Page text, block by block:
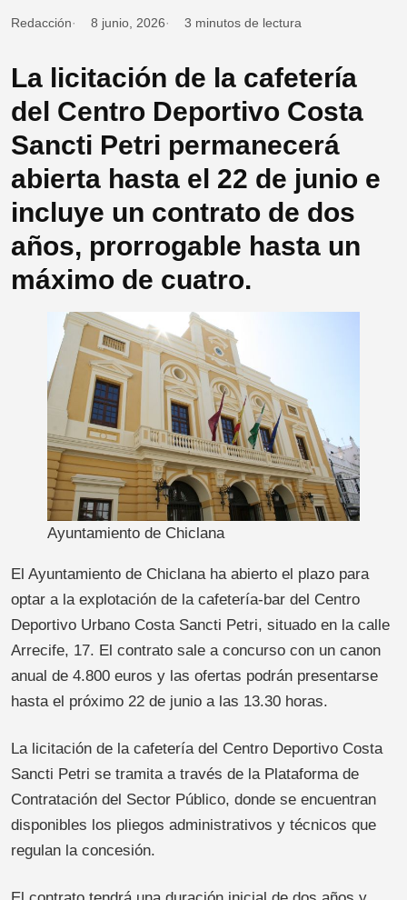
Redacción 8 junio, 2026 3 minutos de lectura
La licitación de la cafetería
del Centro Deportivo Costa
Sancti Petri permanecerá
abierta hasta el 22 de junio e
incluye un contrato de dos
años, prorrogable hasta un
máximo de cuatro.
Ayuntamiento de Chiclana
El Ayuntamiento de Chiclana ha abierto el plazo para
optar a la explotación de la cafetería-bar del Centro
Deportivo Urbano Costa Sancti Petri, situado en la calle
Arrecife, 17. El contrato sale a concurso con un canon
anual de 4.800 euros y las ofertas podrán presentarse
hasta el próximo 22 de junio a las 13.30 horas.
La licitación de la cafetería del Centro Deportivo Costa
Sancti Petri se tramita a través de la Plataforma de
Contratación del Sector Público, donde se encuentran
disponibles los pliegos administrativos y técnicos que
regulan la concesión.